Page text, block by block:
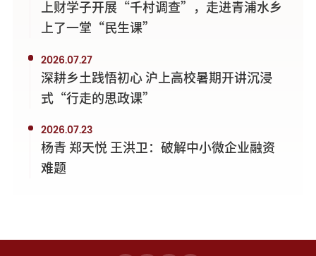
上财学子开展“千村调查”，走进青浦水乡
上了一堂“民生课”
2026.07.27
深耕乡土践悟初心 沪上高校暑期开讲沉浸
式“行走的思政课”
2026.07.23
杨青 郑天悦 王洪卫：破解中小微企业融资
难题